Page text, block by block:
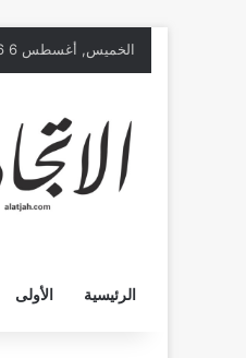
الخميس, أغسطس 6 2026
الرئيسية الأولى